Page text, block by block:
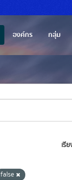
องค์กร กลุ่ม
เรี
false